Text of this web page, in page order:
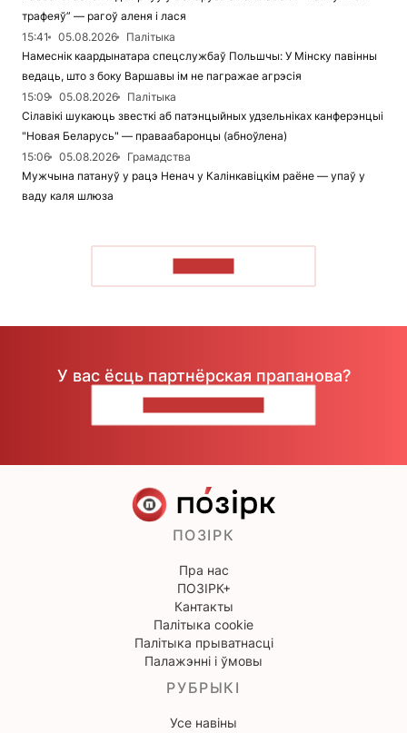
трафеяў” — рагоў аленя і лася
15:41
05.08.2026
Палітыка
Намеснік каардынатара спецслужбаў Польшчы: У Мінску павінны
ведаць, што з боку Варшавы ім не пагражае агрэсія
15:09
05.08.2026
Палітыка
Сілавікі шукаюць звесткі аб патэнцыйных удзельніках канферэнцыі
"Новая Беларусь" — праваабаронцы (абноўлена)
15:06
05.08.2026
Грамадства
Мужчына патануў у рацэ Ненач у Калінкавіцкім раёне — упаў у
ваду каля шлюза
У вас ёсць партнёрская прапанова?
ПОЗІРК
Пра нас
ПОЗІРК+
Кантакты
Палітыка cookie
Палітыка прыватнасці
Палажэнні і ўмовы
РУБРЫКІ
Усе навіны